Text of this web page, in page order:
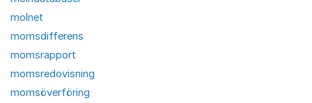
molnet
momsdifferens
momsrapport
momsredovisning
momsöverföring